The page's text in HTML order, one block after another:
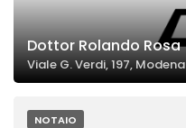
Dottor Rolando Rosa
Viale G. Verdi, 197, Modena
NOTAIO